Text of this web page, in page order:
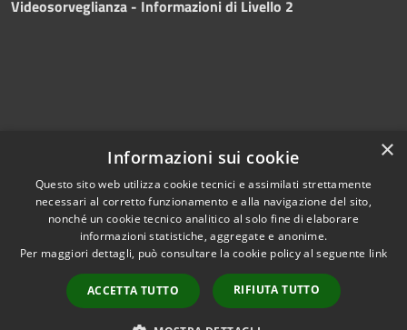
Videosorveglianza - Informazioni di Livello 2
Accessibilità
Privacy
Mappa del sito
Copyright © 2024 •
Comune di Mazara del
Vallo• Powered
byMunicipium• Redazione
×
Informazioni sui cookie
Questo sito web utilizza cookie tecnici e assimilati strettamente
necessari al corretto funzionamento e alla navigazione del sito,
nonché un cookie tecnico analitico al solo fine di elaborare
informazioni statistiche, aggregate e anonime.
Per maggiori dettagli, può consultare la cookie policy al seguente link
ACCETTA TUTTO RIFIUTA TUTTO